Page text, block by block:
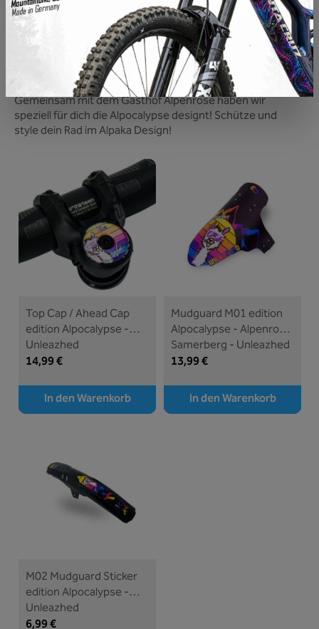
SOCIAL LINE ALPOCALYPSE
Biken, richtig gutes Essen und Alpakas? Das fühlen wir
Gemeinsam mit dem Gasthof Alpenrose haben wir
speziell für dich die Alpocalypse designt! Schütze und
style dein Rad im Alpaka Design!
Top Cap / Ahead Cap
edition Alpocalypse -
Unleazhed
14,99 €
In den Warenkorb
Mudguard M01 edition
Alpocalypse - Alpenrose
Samerberg - Unleazhed
13,99 €
In den Warenkorb
M02 Mudguard Sticker
edition Alpocalypse -
Unleazhed
6,99 €